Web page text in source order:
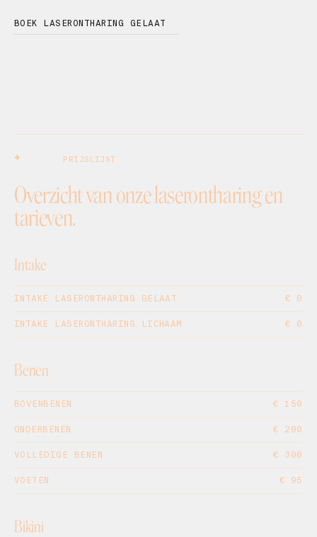
BOEK LASERONTHARING GELAAT
PRIJSLIJST
Overzicht van onze laserontharing en
tarieven.
Intake
INTAKE LASERONTHARING GELAAT € 0
INTAKE LASERONTHARING LICHAAM € 0
Benen
BOVENBENEN € 150
ONDERBENEN € 200
VOLLEDIGE BENEN € 300
VOETEN € 95
Bikini